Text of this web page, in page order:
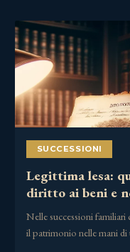
SUCCESSIONI
Legittima lesa:
diritto ai beni e
Nelle successioni familiari
il patrimonio nelle mani